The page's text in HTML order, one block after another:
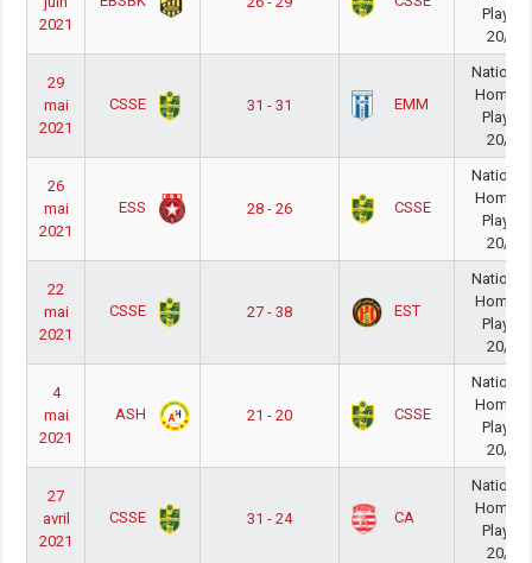
2021
PlayOff
20/21
29
mai
2021
CSSE 31 - 31 EMM
National
PlayOff
20/21
26
mai
2021
ESS 28 - 26 CSSE
National
PlayOff
20/21
22
mai
2021
CSSE 27 - 38 EST
National
PlayOff
20/21
4
mai
2021
ASH 21 - 20 CSSE
National
PlayOff
20/21
27
avril
2021
CSSE 31 - 24 CA
National
PlayOff
20/21